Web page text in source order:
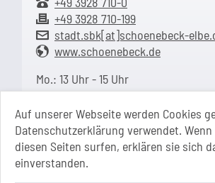
Auf unserer Webseite werden Cookies
Datenschutzerklärung verwendet.
diesen Seiten surfen, erklären sie sich
einverstanden.
+49 3928 710-199
stadt.sbk[at]schoenebeck-
www.schoenebeck.de
Mo.: 13 Uhr - 15 Uhr
Di.: 9 Uhr - 11.30 Uhr
13 Uhr - 18 Uhr
Do.: 9 Uhr - 11.30 Uhr
Fr.: nach Vereinbarung